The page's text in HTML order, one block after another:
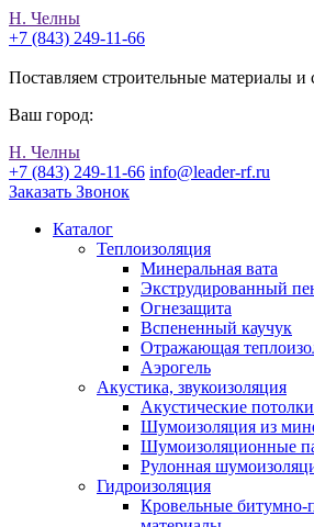
Н. Челны
+7 (843) 249-11-66
Поставляем строительные материалы
Ваш город:
Н. Челны
+7 (843) 249-11-66 info@leader-rf.ru
Заказать Звонок
Каталог
Теплоизоляция
Минеральная вата
Экструдированный
Огнезащита
Вспененный каучук
Отражающая
Аэрогель
Акустика, звукоизоляция
Акустические потолки
Шумоизоляция из
Шумоизоляционные
Рулонная
Гидроизоляция
Кровельные битумно-